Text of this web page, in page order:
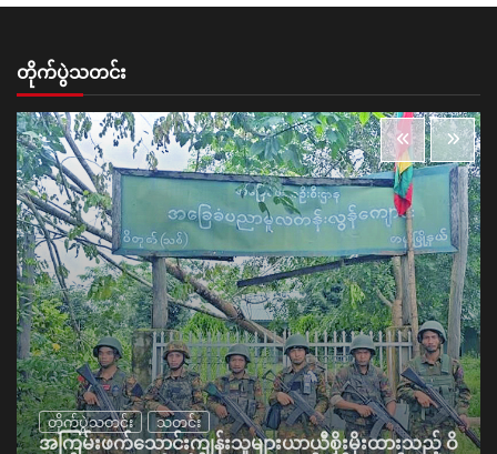
တိုက်ပွဲသတင်း
တိုက်ပွဲသတင်း သတင်း
အကြမ်းဖက်သောင်းကျန်းသူများယာယီစိုးမိုးထားသည့် ဝိ